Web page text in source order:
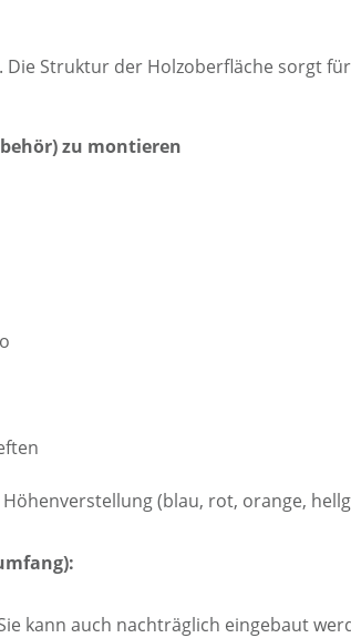
Struktur der Holzoberfläche sorgt
zu montieren
(blau, rot, orange,
kann auch nachträglich eingebaut